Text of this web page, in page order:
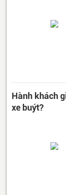
Hành khách
xe buýt?